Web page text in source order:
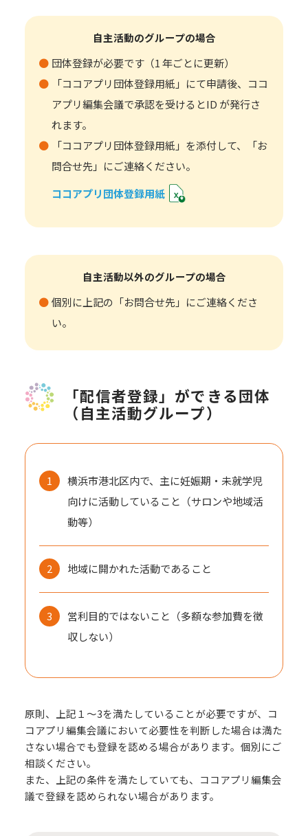
自主活動のグループの場合
団体登録が必要です（1 年ごとに更新）
「ココアプリ団体登録用紙」にて申請後、ココ
アプリ編集会議で承認を受けるとID が発行さ
れます。
「ココアプリ団体登録用紙」を添付して、「お
問合せ先」にご連絡ください。
ココアプリ団体登録用紙
自主活動以外のグループの場合
個別に上記の「お問合せ先」にご連絡くださ
い。
「配信者登録」ができる団体
（自主活動グループ）
横浜市港北区内で、主に妊娠期・未就学児
向けに活動していること（サロンや地域活
動等）
地域に開かれた活動であること
営利目的ではないこと（多額な参加費を徴
収しない）
原則、上記１～3を満たしていることが必要ですが、コ
コアプリ編集会議において必要性を判断した場合は満た
さない場合でも登録を認める場合があります。個別にご
相談ください。
また、上記の条件を満たしていても、ココアプリ編集会
議で登録を認められない場合があります。